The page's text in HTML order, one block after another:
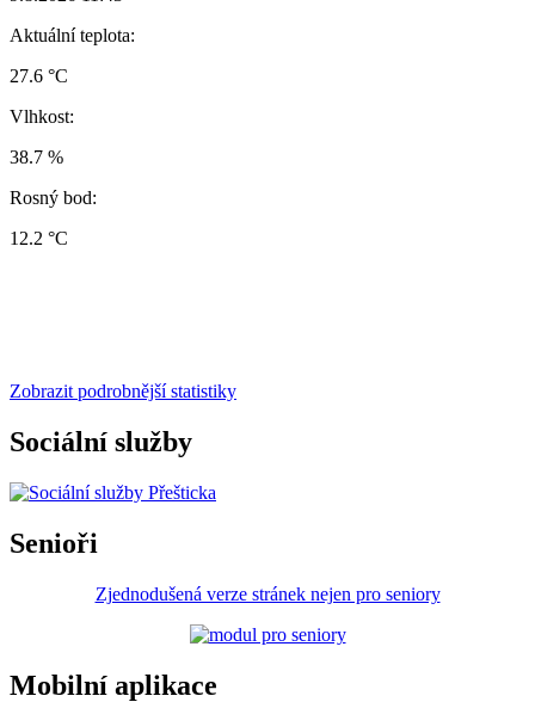
Aktuální teplota:
27.6 °C
Vlhkost:
38.7 %
Rosný bod:
12.2 °C
Zobrazit podrobnější statistiky
Sociální služby
Senioři
Zjednodušená verze stránek nejen pro seniory
Mobilní aplikace